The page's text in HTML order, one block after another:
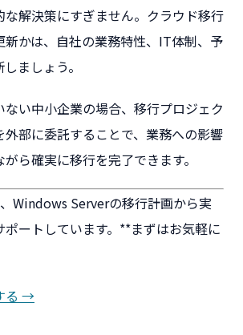
な解決策にすぎません。クラウド移行
新かは、自社の業務特性、IT体制、予
ましょう。
い中小企業の場合、移行プロジェク
外部に委託することで、業務への影響
ら確実に移行を完了できます。
Windows Serverの移行計画から実
ートしています。**まずはお気軽に
る →